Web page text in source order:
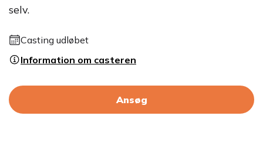
selv.
Casting udløbet
Information om casteren
Ansøg